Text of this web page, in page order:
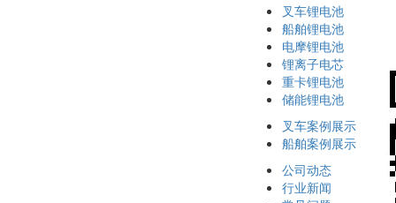
叉车锂电池
船舶锂电池
电摩锂电池
锂离子电芯
重卡锂电池
储能锂电池
叉车案例展示
船舶案例展示
公司动态
行业新闻